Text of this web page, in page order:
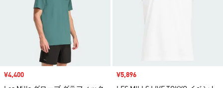
セール価格
¥4,400
セール価格
¥5,896